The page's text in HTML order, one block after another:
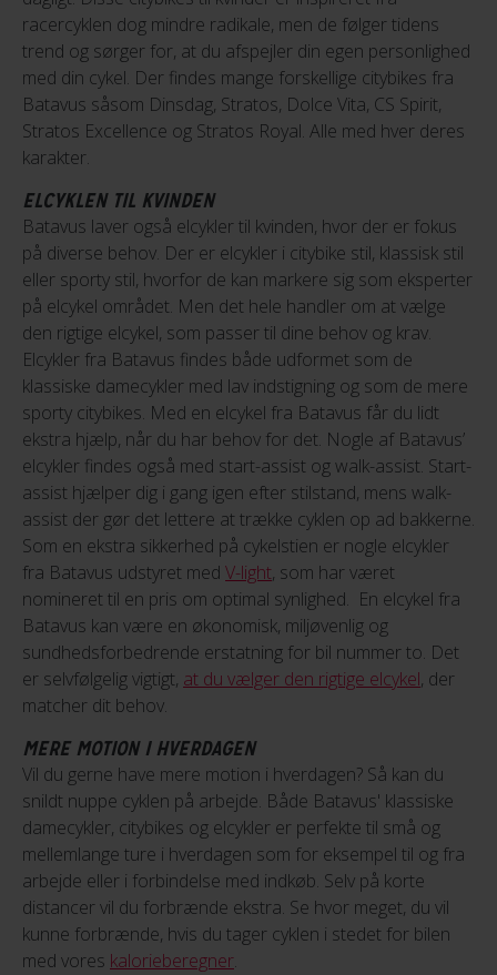
racercyklen dog mindre radikale, men de følger tidens
trend og sørger for, at du afspejler din egen personlighed
med din cykel. Der findes mange forskellige citybikes fra
Batavus såsom Dinsdag, Stratos, Dolce Vita, CS Spirit,
Stratos Excellence og Stratos Royal. Alle med hver deres
karakter.
ELCYKLEN TIL KVINDEN
Batavus laver også elcykler til kvinden, hvor der er fokus
på diverse behov. Der er elcykler i citybike stil, klassisk stil
eller sporty stil, hvorfor de kan markere sig som eksperter
på elcykel området. Men det hele handler om at vælge
den rigtige elcykel, som passer til dine behov og krav.
Elcykler fra Batavus findes både udformet som de
klassiske damecykler med lav indstigning og som de mere
sporty citybikes. Med en elcykel fra Batavus får du lidt
ekstra hjælp, når du har behov for det. Nogle af Batavus’
elcykler findes også med start-assist og walk-assist. Start-
assist hjælper dig i gang igen efter stilstand, mens walk-
assist der gør det lettere at trække cyklen op ad bakkerne.
Som en ekstra sikkerhed på cykelstien er nogle elcykler
fra Batavus udstyret med V-light, som har været
nomineret til en pris om optimal synlighed. En elcykel fra
Batavus kan være en økonomisk, miljøvenlig og
sundhedsforbedrende erstatning for bil nummer to. Det
er selvfølgelig vigtigt, at du vælger den rigtige elcykel, der
matcher dit behov.
MERE MOTION I HVERDAGEN
Vil du gerne have mere motion i hverdagen? Så kan du
snildt nuppe cyklen på arbejde. Både Batavus' klassiske
damecykler, citybikes og elcykler er perfekte til små og
mellemlange ture i hverdagen som for eksempel til og fra
arbejde eller i forbindelse med indkøb. Selv på korte
distancer vil du forbrænde ekstra. Se hvor meget, du vil
kunne forbrænde, hvis du tager cyklen i stedet for bilen
med vores kalorieberegner.